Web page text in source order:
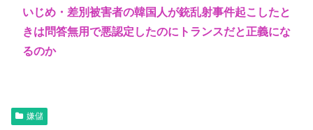
いじめ・差別被害者の韓国人が銃乱射事件起こしたと
きは問答無用で悪認定したのにトランスだと正義にな
るのか
嫌儲